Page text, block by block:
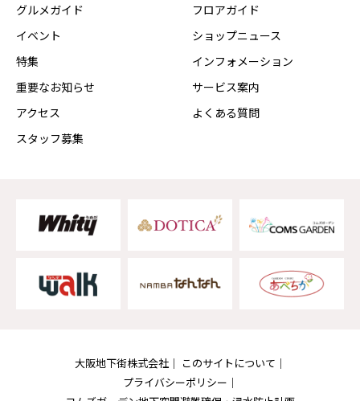
グルメガイド
イベント
特集
重要なお知らせ
アクセス
スタッフ募集
フロアガイド
ショップニュース
インフォメーション
サービス案内
よくある質問
大阪地下街株式会社
このサイトについて
プライバシーポリシー